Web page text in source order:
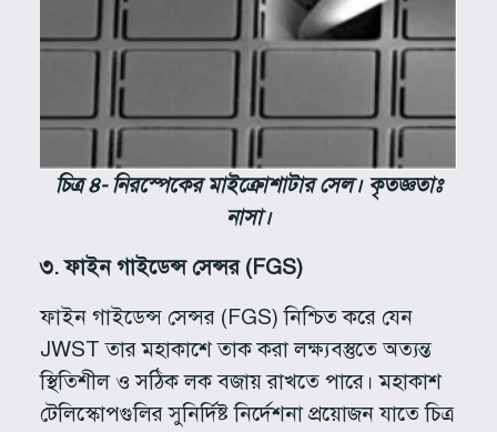
চিত্র ৪- নিরস্পেকের মাইক্রোশাটার সেল। কৃতজ্ঞতাঃ
নাসা।
৩.ফাইন গাইডেন্স সেন্সর (FGS)
ফাইন গাইডেন্স সেন্সর (FGS) নিশ্চিত করে যেন
JWST তার মহাকাশে তাক করা লক্ষ্যবস্তুতে অত্যন্ত
স্থিতিশীল ও সঠিক লক বজায় রাখতে পারে। মহাকাশ
টেলিস্কোপগুলির সুনির্দিষ্ট নির্দেশনা প্রয়োজন যাতে চিত্র